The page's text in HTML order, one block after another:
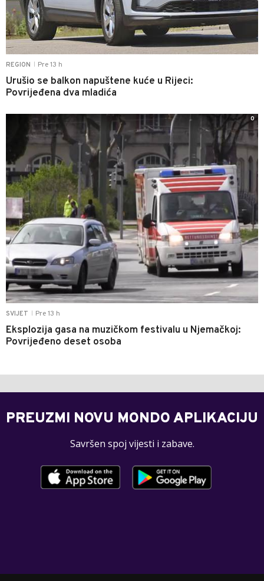
REGION Pre 13 h
Urušio se balkon napuštene kuće u Rijeci:
Povrijeđena dva mladića
SVIJET Pre 13 h
Eksplozija gasa na muzičkom festivalu u Njemačkoj:
Povrijeđeno deset osoba
0
PREUZMI NOVU MONDO APLIKACIJU
Savršen spoj vijesti i zabave.